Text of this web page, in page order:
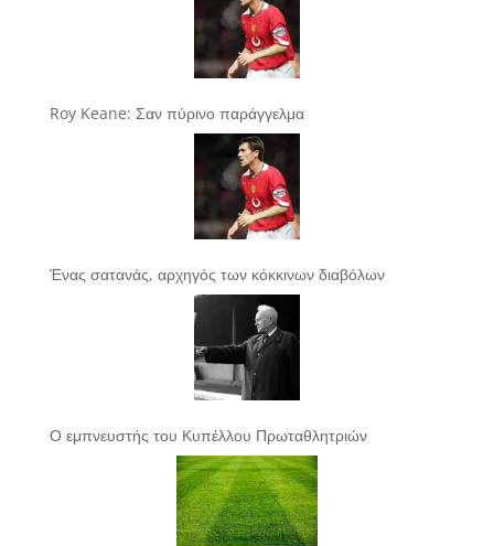
Roy Keane: Σαν πύρινο παράγγελμα
Ένας σατανάς, αρχηγός των κόκκινων διαβόλων
Ο εμπνευστής του Κυπέλλου Πρωταθλητριών